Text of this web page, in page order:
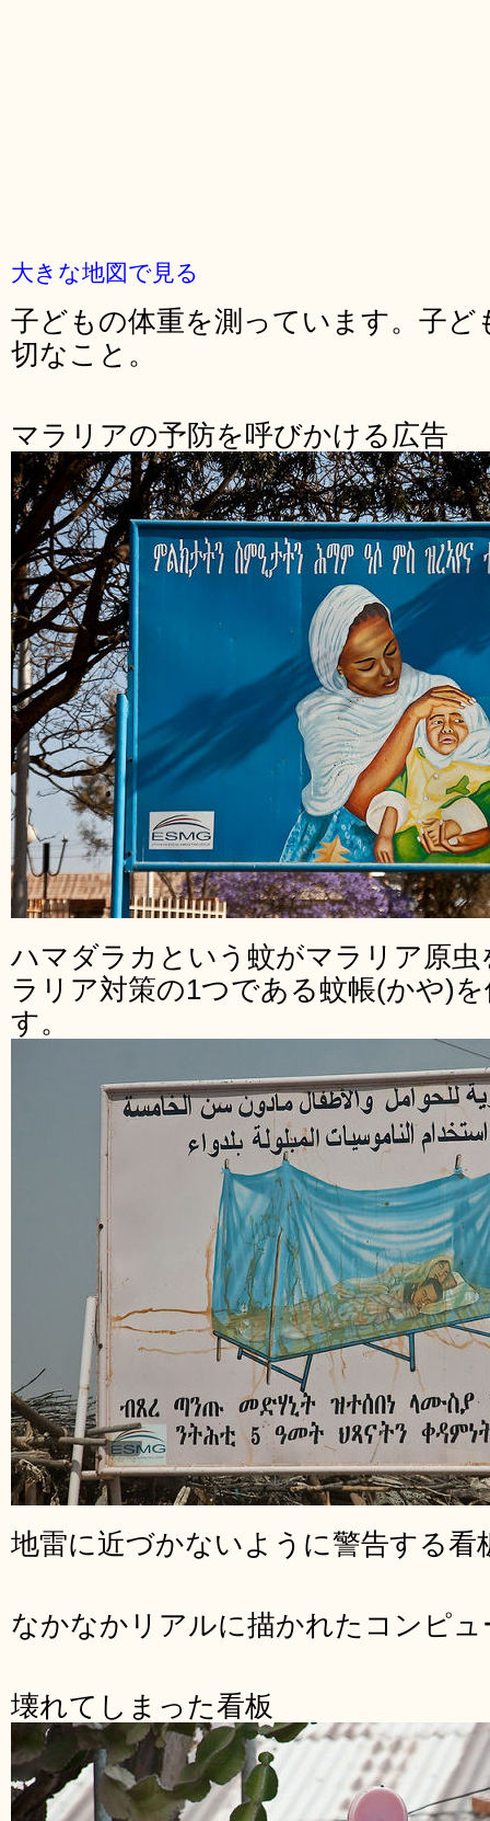
大きな地図で見る
子どもの体重を測っています。子ど
切なこと。
マラリアの予防を呼びかける広告
ハマダラカという蚊がマラリア原
ラリア対策の1つである蚊帳(かや)
す。
地雷に近づかないように警告する看
なかなかリアルに描かれたコンピュ
壊れてしまった看板